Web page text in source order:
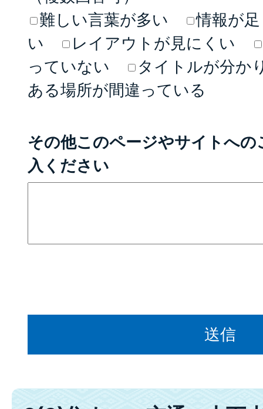
難しい言葉が多い
情報が
い
レイアウトが見にくい
っていない
タイトルが分か
ある場所が間違っている
その他このページやサイトへ
入ください